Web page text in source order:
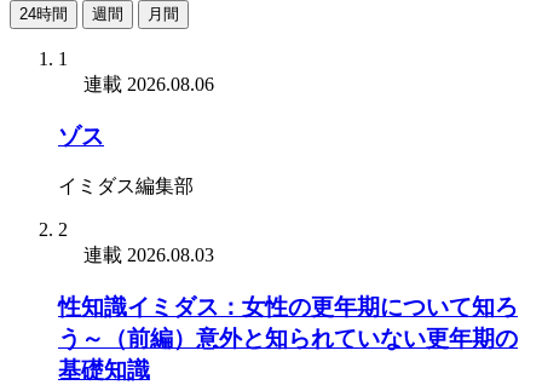
24時間 週間 月間
1
連載 2026.08.06
ゾス
イミダス編集部
2
連載 2026.08.03
性知識イミダス：女性の更年期について知ろ
う～（前編）意外と知られていない更年期の
基礎知識